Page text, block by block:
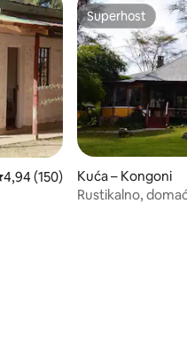
„Odabrali gosti”
ocjena: 4,94/5,
4,94 (150)
Superhost
Superhost
Kuća – Kongoni
Rustikalno,